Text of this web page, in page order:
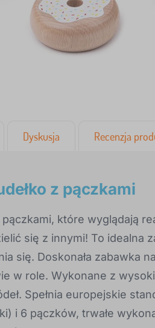
Dyskusja Recenzja
z pączkami
pączkami, które wyglądają
się z innymi! To idealna
się. Doskonała zabawka
w role. Wykonane z
Spełnia europejskie
i 6 pączków, trwałe